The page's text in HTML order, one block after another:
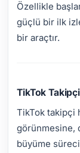
Özellikle
güçlü bir ilk
bir araçtır.
TikTok
TikTok takipçi
görünmesine,
büyüme